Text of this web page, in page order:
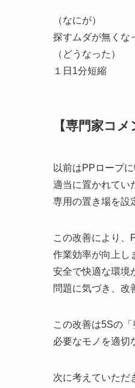
（なにが）
探すムダが無くな
（どうなった）
１日1分短縮
【専門家コメ
以前はPPロープ
適当に置かれてい
専用の置き場を設
この改善により、
作業効率が向上し
安全で快適な環境
問題に気づき、改
この改善は5Sの「
必要なモノを適切
次に考えていただ